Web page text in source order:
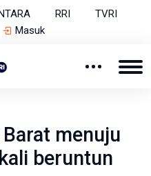
RRI
TVRI
Masuk
menuju
beruntun